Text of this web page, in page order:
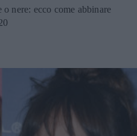
o nere: ecco come abbinare